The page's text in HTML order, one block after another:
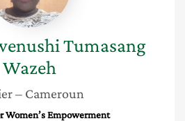
Tumasang
Wazeh
– Cameroun
Women’s Empowerment